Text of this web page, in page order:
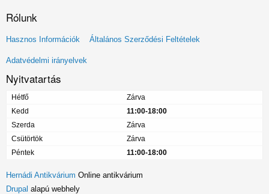
Rólunk
Lábléc
menü
Hasznos Információk Általános Szerződési Feltételek
Adatvédelmi irányelvek
Nyitvatartás
Hétfő
Zárva
Kedd
11:00-18:00
Szerda
Zárva
Csütörtök
Zárva
Péntek
11:00-18:00
Hernádi Antikvárium Online antikvárium
Drupal alapú webhely